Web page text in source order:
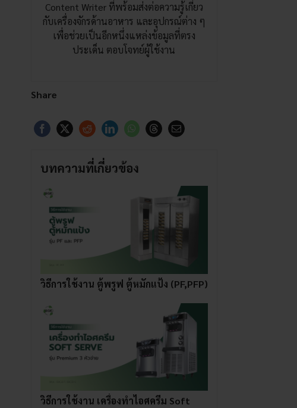
Content Writer ที่พร้อมส่งต่อความรู้เกี่ยว
กับเครื่องจักรด้านอาหาร และอุปกรณ์ต่าง ๆ
เพื่อช่วยเป็นอีกหนึ่งแหล่งข้อมูลที่ตรง
ประเด็น ตอบโจทย์ผู้ใช้งาน
Share
บทความที่เกี่ยวข้อง
วิธีการใช้งาน ตู้พรูฟ ตู้หมักแป้ง (PF,PFP)
วิธีการใช้งาน เครื่องทําไอศครีม Soft